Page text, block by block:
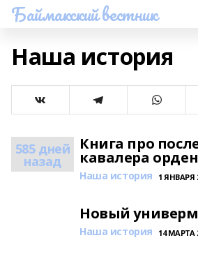
Баймакский вестник
Наша история
585 дней
назад
Книга про
кавалера
Наша история 1 ЯНВАРЯ
Новый
Наша история 14 МАРТА